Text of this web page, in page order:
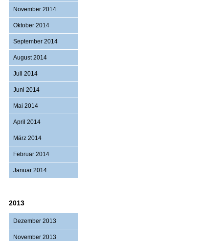
November 2014
Oktober 2014
September 2014
August 2014
Juli 2014
Juni 2014
Mai 2014
April 2014
März 2014
Februar 2014
Januar 2014
2013
Dezember 2013
November 2013